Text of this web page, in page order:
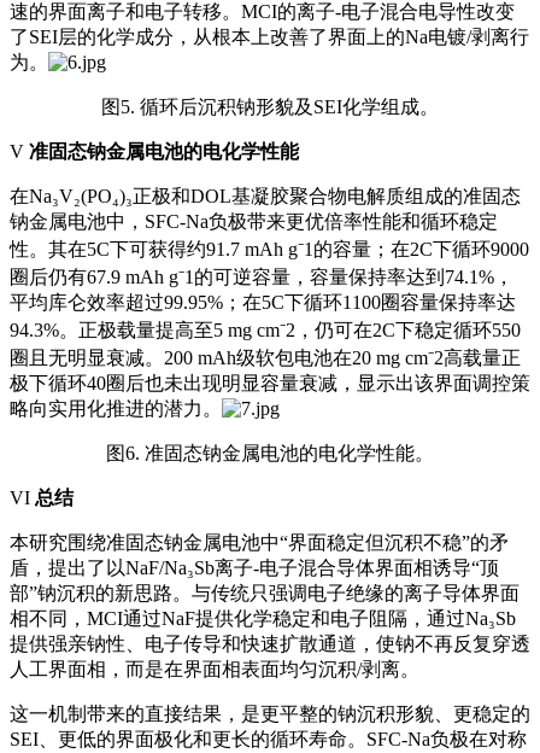
速的界面离子和电子转移。MCI的离子-电子混合电导性改变
了SEI层的化学成分，从根本上改善了界面上的Na电镀/剥离行
为。
图5. 循环后沉积钠形貌及SEI化学组成。
V 准固态钠金属电池的电化学性能
在Na₃V₂(PO₄)₃正极和DOL基凝胶聚合物电解质组成的准固态
钠金属电池中，SFC-Na负极带来更优倍率性能和循环稳定
性。其在5C下可获得约91.7 mAh g⁻1的容量；在2C下循环9000
圈后仍有67.9 mAh g⁻1的可逆容量，容量保持率达到74.1%，
平均库仑效率超过99.95%；在5C下循环1100圈容量保持率达
94.3%。正极载量提高至5 mg cm⁻2，仍可在2C下稳定循环550
圈且无明显衰减。200 mAh级软包电池在20 mg cm⁻2高载量正
极下循环40圈后也未出现明显容量衰减，显示出该界面调控策
略向实用化推进的潜力。
图6. 准固态钠金属电池的电化学性能。
VI 总结
本研究围绕准固态钠金属电池中“界面稳定但沉积不稳”的矛
盾，提出了以NaF/Na₃Sb离子-电子混合导体界面相诱导“顶
部”钠沉积的新思路。与传统只强调电子绝缘的离子导体界面
相不同，MCI通过NaF提供化学稳定和电子阻隔，通过Na₃Sb
提供强亲钠性、电子传导和快速扩散通道，使钠不再反复穿透
人工界面相，而是在界面相表面均匀沉积/剥离。
这一机制带来的直接结果，是更平整的钠沉积形貌、更稳定的
SEI、更低的界面极化和更长的循环寿命。SFC-Na负极在对称